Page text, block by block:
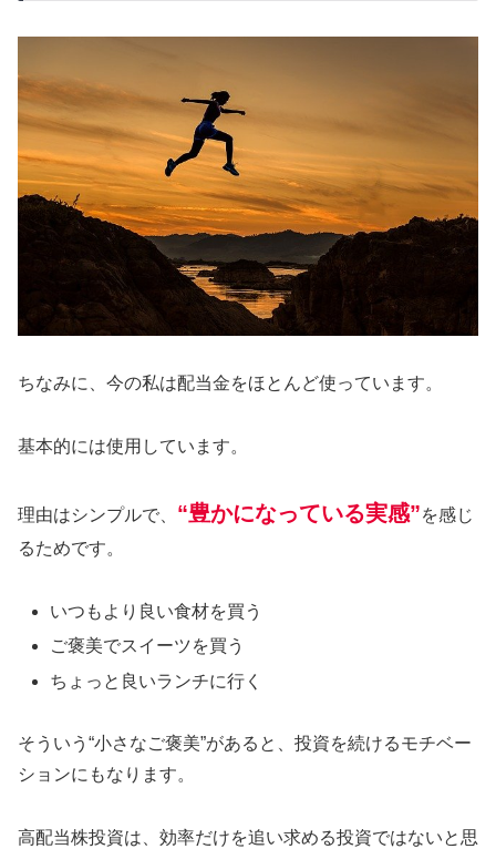
ちなみに、今の私は配当金をほとんど使っています。
基本的には使用しています。
理由はシンプルで、 “豊かになっている実感”を感じ
るためです。
いつもより良い食材を買う
ご褒美でスイーツを買う
ちょっと良いランチに行く
そういう“小さなご褒美”があると、投資を続けるモチベー
ションにもなります。
高配当株投資は、効率だけを追い求める投資ではないと思